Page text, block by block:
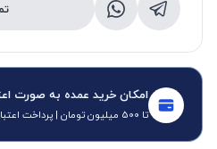
امکان خرید عمده به صورت
تا 500 میلیون تومان | پرداخت اعتباری 4 قسطه